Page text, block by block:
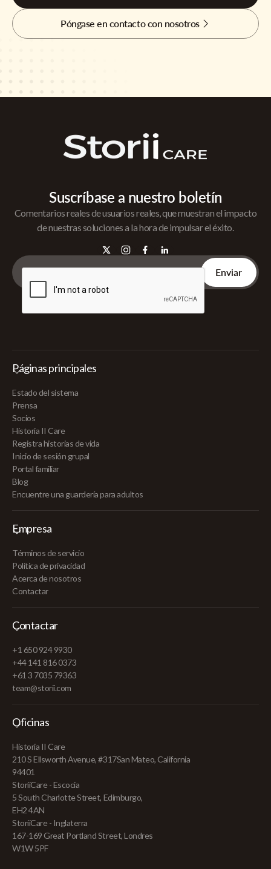
Póngase en contacto con nosotros
Suscríbase a nuestro boletín
Comentarios reales de usuarios reales, que muestran el impacto
de nuestras soluciones a la hora de impulsar el éxito.
Páginas principales
Estado del sistema
Prensa
Socios
Historia II Care
Registra historias de vida
Inicio de sesión grupal
Portal familiar
Blog
Encuentre una guardería para adultos
Empresa
Términos de servicio
Política de privacidad
Acerca de nosotros
Contactar
Contactar
+1 650 924 9930
+44 141 816 0373
+61 3 7035 79363
team@storii.com
Oficinas
Historia II Care
210 S Ellsworth Avenue, #317San Mateo, California
94401
StoriiCare - Escocia
5 South Charlotte Street, Edimburgo,
EH2 4AN
StoriiCare - Inglaterra
167-169 Great Portland Street, Londres
W1W 5PF